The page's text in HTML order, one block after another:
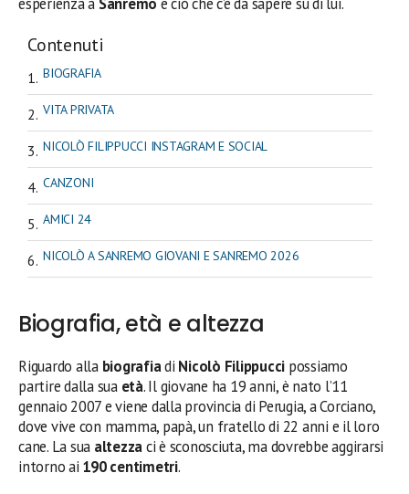
Contenuti
BIOGRAFIA
VITA PRIVATA
NICOLÒ FILIPPUCCI INSTAGRAM E SOCIAL
CANZONI
AMICI 24
NICOLÒ A SANREMO GIOVANI E SANREMO 2026
Biografia, età e altezza
Riguardo allabiografiadi Nicolò Filippucci possiamo
partire dalla sua età. Il giovane ha 19 anni, è nato l’11
gennaio 2007 e viene dalla provincia di Perugia, a Corciano,
dove vive con mamma, papà, un fratello di 22 anni e il loro
cane. La sua altezzaci è sconosciuta, ma dovrebbe aggirarsi
intorno ai 190 centimetri.